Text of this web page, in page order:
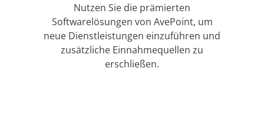
Nutzen Sie die prämierten
Softwarelösungen von AvePoint, um
neue Dienstleistungen einzuführen und
zusätzliche Einnahmequellen zu
erschließen.